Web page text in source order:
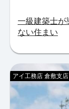
一級建築士が
ない住まい
アイ工務店 倉敷支店